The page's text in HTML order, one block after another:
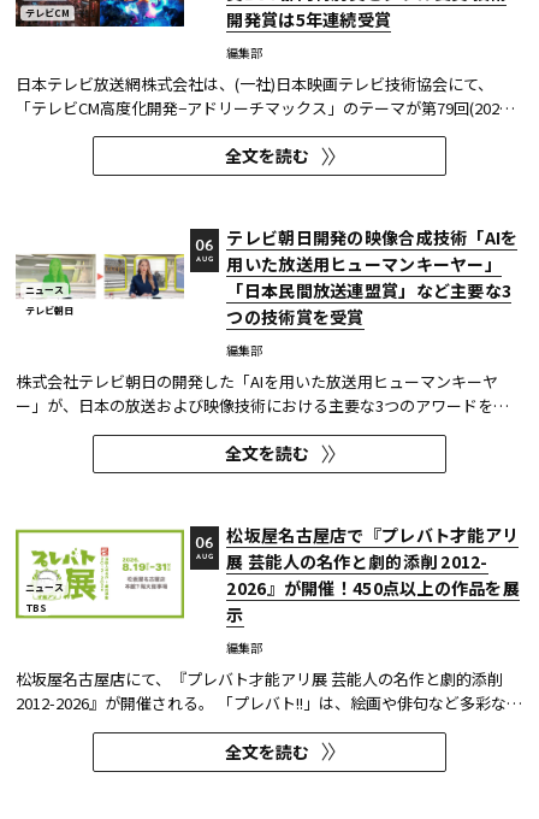
テレビCM
開発賞は5年連続受賞
編集部
日本テレビ放送網株式会社は、(一社)日本映画テレビ技術協会にて、
「テレビCM高度化開発−アドリーチマックス」のテーマが第79回(2025
年度)技術開発賞を、「TOKYO巫女忍者」が映像技術賞 DVT(デジタルビ
ジュアル技術)部門 特別賞を受賞したことを発表した。技術開発賞部門
では、昨年に続き5年連続の受賞となる。 この賞は毎年、放送に関連
全文を読む
ニュース
テレビ朝日
テレビ朝日開発の映像合成技術「AIを
用いた放送用ヒューマンキーヤー」
「日本民間放送連盟賞」など主要な3
つの技術賞を受賞
編集部
06
AUG
株式会社テレビ朝日の開発した「AIを用いた放送用ヒューマンキーヤ
ー」が、日本の放送および映像技術における主要な3つのアワードを受
賞した。 本開発は、人物像認識AIと最新のXR技術を組み合わせたシステ
ムであり、その革新性と実用性が業界内で高い評価を獲得している。
【受賞アワード一覧】 ●2025年 日本民間放送連盟賞 技術部門優...
全文を読む
ニュース
TBS
松坂屋名古屋店で『プレバト才能アリ
展 芸能人の名作と劇的添削 2012-
2026』が開催！450点以上の作品を展
示
編集部
06
AUG
松坂屋名古屋店にて、『プレバト才能アリ展 芸能人の名作と劇的添削
2012-2026』が開催される。 「プレバト!!」は、絵画や俳句など多彩な芸
術ジャンルに芸能人が挑戦し、その作品を超一流の講師陣が才能アリ/ナ
シで厳しく査定する教養バラエティー番組だ。 本展では、定番ジャンル
の俳句・水彩画から、大漁旗や黒板アートといった巨大作品...
全文を読む